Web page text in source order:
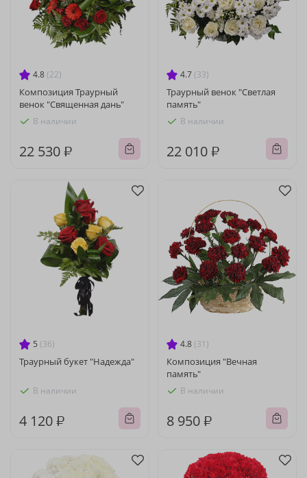
4.8 (22)
Композиция Траурный
венок "Священная дань"
В наличии
22 530 ₽
4.7 (33)
Траурный венок "Светлая
память"
В наличии
22 010 ₽
5 (36)
Траурный букет "Надежда"
В наличии
4 120 ₽
4.8 (31)
Композиция "Вечная
память"
В наличии
8 950 ₽